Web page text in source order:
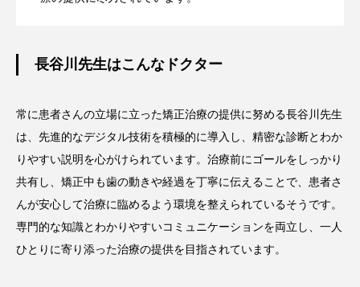
長谷川先生はこんなドクター
常に患者さんの立場に立った矯正治療の提供に努める長谷川先生
は、先進的なデジタル技術を積極的に導入し、精密な診断とわか
りやすい説明を心がけられています。治療前にゴールをしっかり
共有し、矯正中も歯の動きや経過を丁寧に伝えることで、患者さ
んが安心して治療に臨めるよう環境を整えられているそうです。
専門的な知識とわかりやすいコミュニケーションを両立し、一人
ひとりに寄り添った治療の提供を目指されています。